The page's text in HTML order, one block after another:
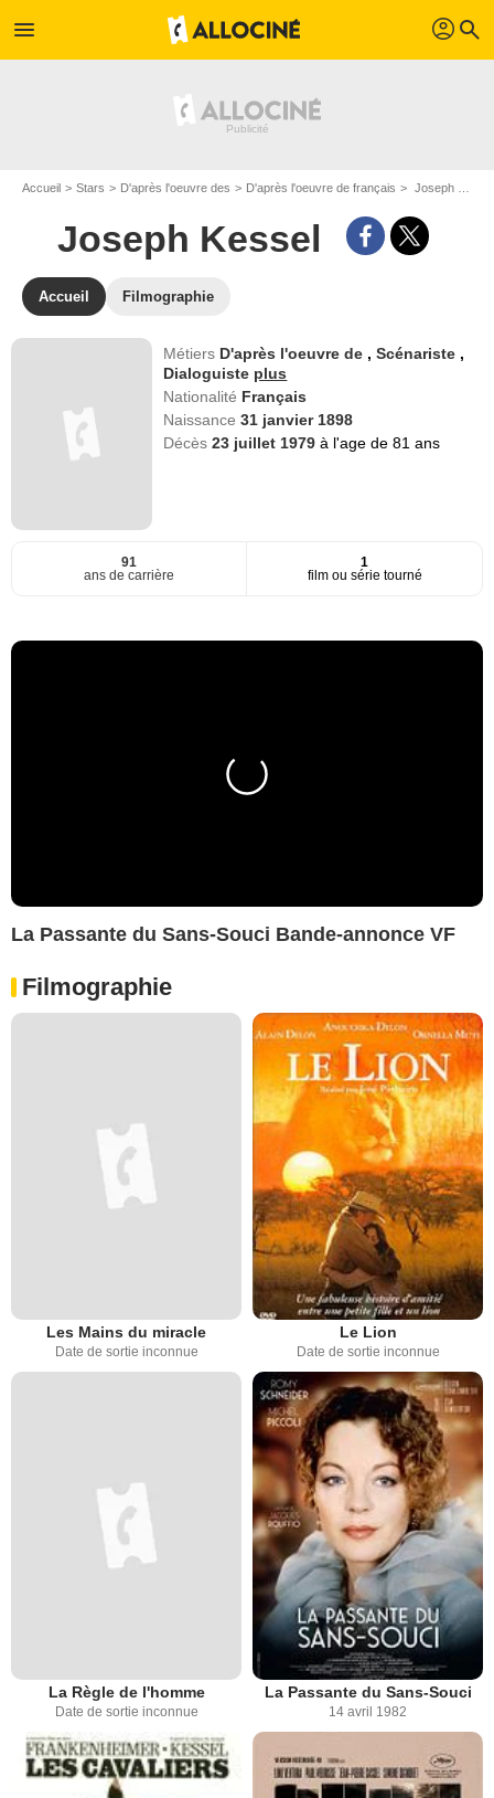
menu profil search
Accueil Stars D'après l'oeuvre des D'après l'oeuvre de français Joseph Kessel
Joseph Kessel
Accueil Filmographie
Métiers D'après l'oeuvre de ,Scénariste ,
Dialoguiste plus
Nationalité Français
Naissance31 janvier 1898
Décès23 juillet 1979à l'age de 81 ans
91
ans de carrière
1
film ou série tourné
La Passante du Sans-Souci Bande-annonce VF
Filmographie
Les Mains du miracle
Date de sortie inconnue
Le Lion
Date de sortie inconnue
La Règle de l'homme
Date de sortie inconnue
La Passante du Sans-Souci
14 avril 1982